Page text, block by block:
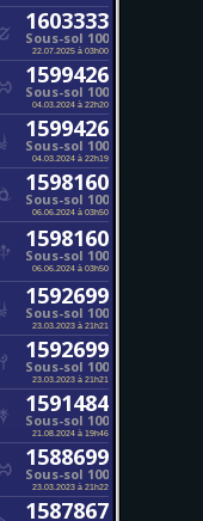
1603333
Sous-sol 100
22.07.2025 à 03h00
1599426
Sous-sol 100
04.03.2024 à 22h20
1599426
Sous-sol 100
04.03.2024 à 22h19
1598160
Sous-sol 100
06.06.2024 à 03h50
1598160
Sous-sol 100
06.06.2024 à 03h50
1592699
Sous-sol 100
23.03.2023 à 21h21
1592699
Sous-sol 100
23.03.2023 à 21h21
1591484
Sous-sol 100
21.08.2024 à 19h46
1588699
Sous-sol 100
23.03.2023 à 21h22
1587867